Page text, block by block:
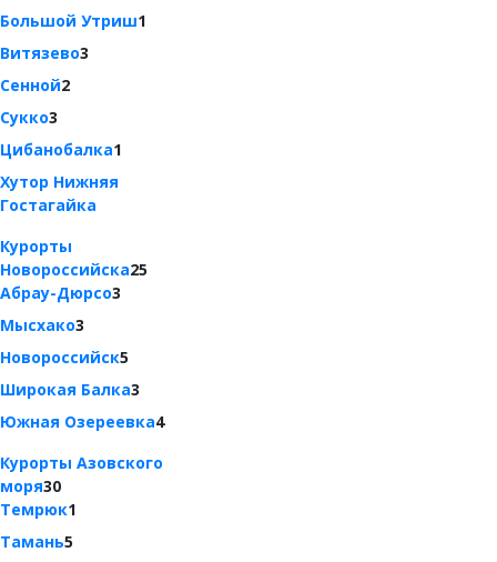
Большой Утриш1
Витязево3
Сенной2
Сукко3
Цибанобалка1
Хутор Нижняя
Гостагайка
Курорты
Новороссийска25
Абрау-Дюрсо3
Мысхако3
Новороссийск5
Широкая Балка3
Южная Озереевка4
Курорты Азовского
моря30
Темрюк1
Тамань5